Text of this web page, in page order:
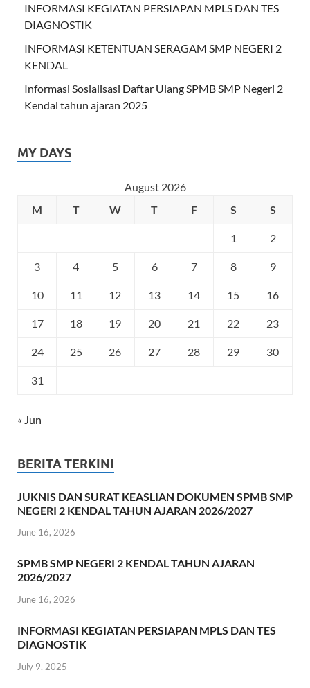
INFORMASI KEGIATAN PERSIAPAN MPLS DAN TES
DIAGNOSTIK
INFORMASI KETENTUAN SERAGAM SMP NEGERI 2
KENDAL
Informasi Sosialisasi Daftar Ulang SPMB SMP Negeri 2
Kendal tahun ajaran 2025
MY DAYS
August 2026
M
T W T F S S
1 2
3 4 5 6 7 8 9
10 11 12 13 14 15 16
17 18 19 20 21 22 23
24 25 26 27 28 29 30
31
« Jun
BERITA TERKINI
JUKNIS DAN SURAT KEASLIAN DOKUMEN SPMB SMP
NEGERI 2 KENDAL TAHUN AJARAN 2026/2027
June 16, 2026
SPMB SMP NEGERI 2 KENDAL TAHUN AJARAN
2026/2027
June 16, 2026
INFORMASI KEGIATAN PERSIAPAN MPLS DAN TES
DIAGNOSTIK
July 9, 2025